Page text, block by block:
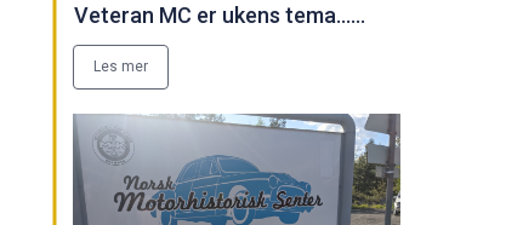
Veteran MC er ukens tema......
Les mer